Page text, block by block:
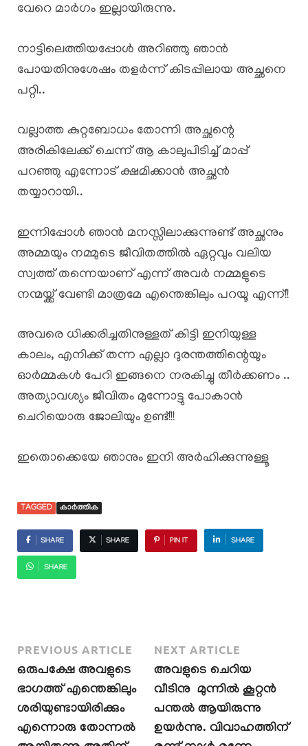
വേറെ മാർഗം ഇല്ലായിരുന്നു.
നാട്ടിലെത്തിയപ്പോൾ അറിഞ്ഞു ഞാൻ
പോയതിനുശേഷം തളർന്ന് കിടപ്പിലായ അച്ഛനെ
പറ്റി..
വല്ലാത്ത കുറ്റബോധം തോന്നി അച്ഛന്റെ
അരികിലേക്ക് ചെന്ന് ആ കാലുപിടിച്ച് മാപ്പ്
പറഞ്ഞു എന്നോട് ക്ഷമിക്കാൻ അച്ഛൻ
തയ്യാറായി..
ഇന്നിപ്പോൾ ഞാൻ മനസ്സിലാക്കുന്നുണ്ട് അച്ഛനും
അമ്മയും നമ്മുടെ ജീവിതത്തിൽ ഏറ്റവും വലിയ
സ്വത്ത് തന്നെയാണ് എന്ന് അവർ നമ്മളുടെ
നന്മയ്ക്ക് വേണ്ടി മാത്രമേ എന്തെങ്കിലും പറയൂ എന്ന്!!
അവരെ ധിക്കരിച്ചതിനുള്ളത് കിട്ടി ഇനിയുള്ള
കാലം, എനിക്ക് തന്ന എല്ലാ ദുരന്തത്തിന്റെയും
ഓർമ്മകൾ പേറി ഇങ്ങനെ നരകിച്ചു തീർക്കണം ..
അത്യാവശ്യം ജീവിതം മുന്നോട്ടു പോകാൻ
ചെറിയൊരു ജോലിയും ഉണ്ട്!!!
ഇതൊക്കെയേ ഞാനും ഇനി അർഹിക്കുന്നുള്ളൂ
TAGGED കാര്‍ത്തിക
SHARE SHARE PIN IT SHARE
SHARE
PREVIOUS ARTICLE
ഒരുപക്ഷേ അവളുടെ
ഭാഗത്ത് എന്തെങ്കിലും
ശരിയുണ്ടായിരിക്കും
എന്നൊരു തോന്നൽ
NEXT ARTICLE
അവളുടെ ചെറിയ
വീടിനു മുന്നിൽ കൂറ്റൻ
പന്തൽ ആയിരുന്നു
ഉയർന്നു. വിവാഹത്തിന്